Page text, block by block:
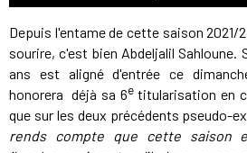
Depuis l'entame de cette saison 2021/
sourire, c'est bien Abdeljalil Sahloune.
ans est aligné d'entrée ce
honorera déjà sa 6etitularisation en
que sur les deux précédents pseudo-
rends compte que cette saison